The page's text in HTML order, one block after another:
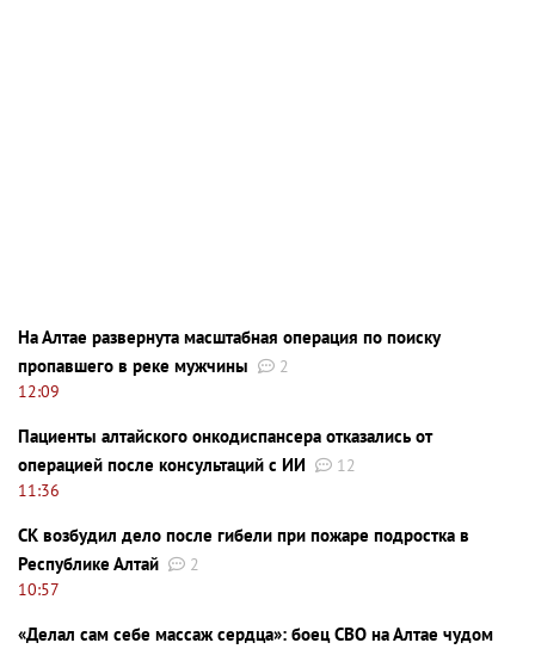
На Алтае развернута масштабная операция по поиску
пропавшего в реке мужчины
2
12:09
Пациенты алтайского онкодиспансера отказались от
операцией после консультаций с ИИ
12
11:36
СК возбудил дело после гибели при пожаре подростка в
Республике Алтай
2
10:57
«Делал сам себе массаж сердца»: боец СВО на Алтае чудом